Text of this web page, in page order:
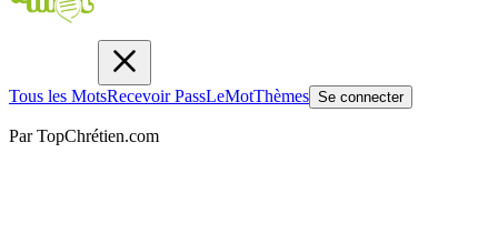
Tous les MotsRecevoir PassLeMotThèmes Se connecter
Par TopChrétien.com